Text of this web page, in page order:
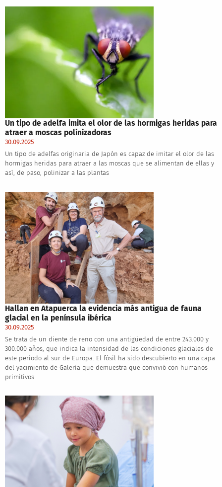
Un tipo de adelfa imita el olor de las hormigas heridas para
atraer a moscas polinizadoras
30.09.2025
Un tipo de adelfas originaria de Japón es capaz de imitar el olor de las
hormigas heridas para atraer a las moscas que se alimentan de ellas y
así, de paso, polinizar a las plantas
Hallan en Atapuerca la evidencia más antigua de fauna
glacial en la península ibérica
30.09.2025
Se trata de un diente de reno con una antigüedad de entre 243.000 y
300.000 años, que indica la intensidad de las condiciones glaciales de
este periodo al sur de Europa. El fósil ha sido descubierto en una capa
del yacimiento de Galería que demuestra que convivió con humanos
primitivos